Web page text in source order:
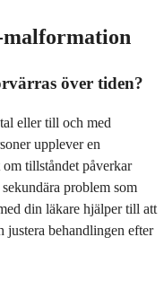
över tiden?
eller till och med
upplever en
tillståndet påverkar
problem som
din läkare hjälper till att
justera behandlingen efter